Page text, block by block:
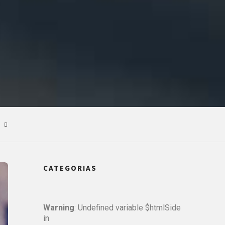
CATEGORIAS
Warning: Undefined variable $htmlSide
in